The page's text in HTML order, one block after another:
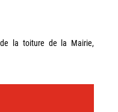
la toiture de la Mairie,